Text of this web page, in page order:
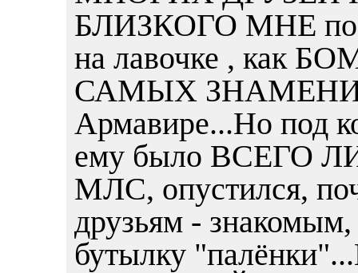
БЛИЗКОГО МНЕ по
на лавочке , как
САМЫХ
Армавире...Но под
ему было ВСЕГО
МЛС, опустился,
друзьям -
бутылку